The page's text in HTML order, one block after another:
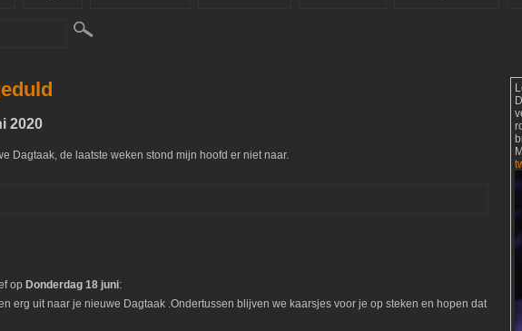
2020
Dagtaak, de laatste weken stond mijn hoofd er niet naar.
op Donderdag 18 juni:
erg uit naar je nieuwe Dagtaak .Ondertussen blijven we kaarsjes voor je op steken en hopen dat